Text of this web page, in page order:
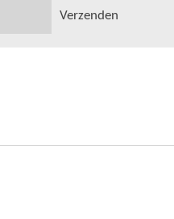
Verzenden